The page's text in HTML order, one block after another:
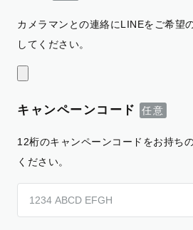
カメラマンとの連絡にLINEをご希望
してください。
キャンペーンコード
12桁のキャンペーンコードをお持ち
ください。